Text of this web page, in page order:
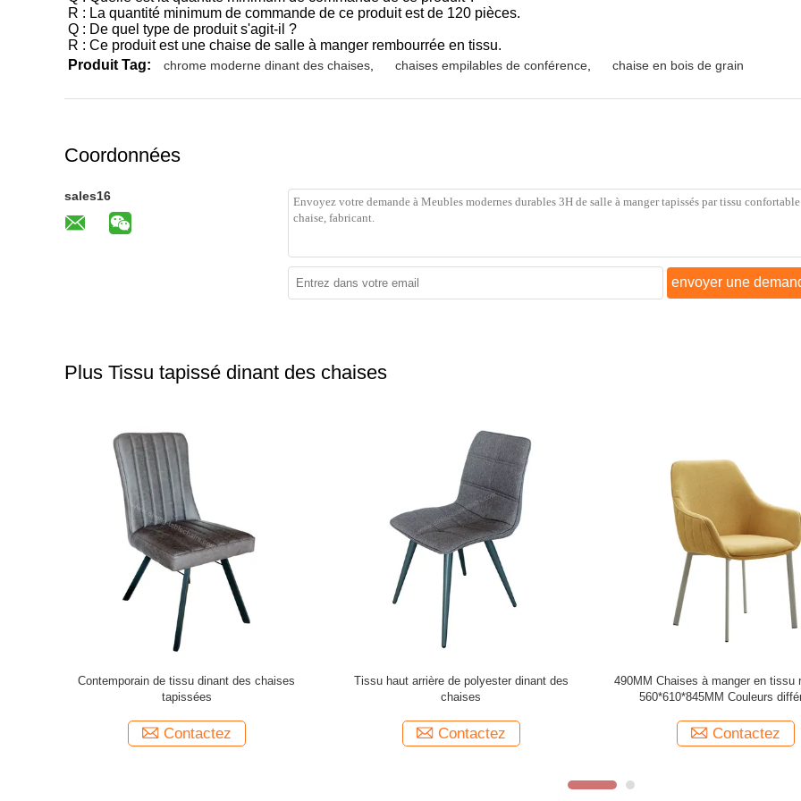
R : La quantité minimum de commande de ce produit est de 120 pièces.
Q : De quel type de produit s'agit-il ?
R : Ce produit est une chaise de salle à manger rembourrée en tissu.
Produit Tag:
chrome moderne dinant des chaises chaises empilables de conférence chaise en bois de grain
Coordonnées
sales16
envoyer une
Plus Tissu tapissé dinant des chaises
Chaises à manger en tissu modernes
rembourrées 600*520*870
Contactez
Chaise à manger en tissu moderne de
différentes couleurs 590*530*900mm
Contactez
Tissu de polyester tapissé dinant
chaise d'intérieur de salon de
Contactez